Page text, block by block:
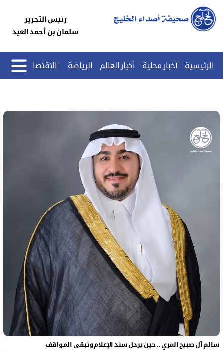
رئيس التحرير
سلمان بن أحمد العيد
الرئيسية أخبار محلية أخبار العالم الرياضة الاقتصاد
سالم آل صبيح المري .. حين يرحل سند الإعلام وتبقى المواقف